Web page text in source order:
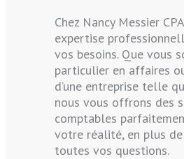
Chez Nancy Messier
expertise
vos besoins. Que vous
particulier en affaires
d’une entreprise telle
nous vous offrons des
comptables
votre réalité, en plus
toutes vos questions.